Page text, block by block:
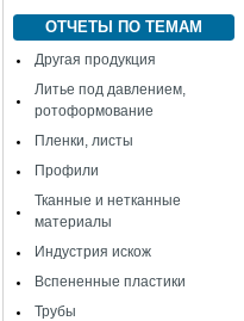
ОТЧЕТЫ ПО ТЕМАМ
Другая продукция
Литье под давлением,
ротоформование
Пленки, листы
Профили
Тканные и нетканные
материалы
Индустрия искож
Вспененные пластики
Трубы